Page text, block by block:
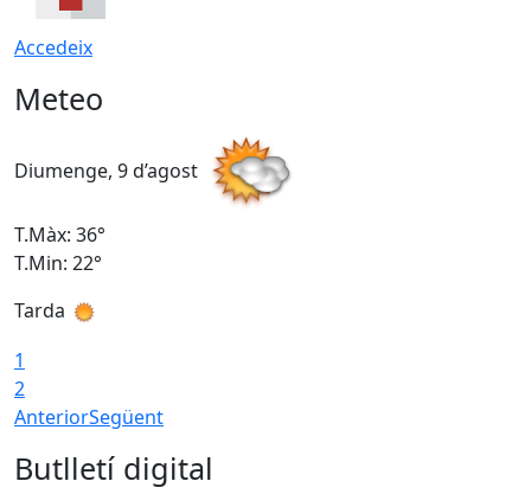
Accedeix
Meteo
Diumenge, 9 d’agost
T.Màx: 36°
T.Min: 22°
Tarda
1
2
AnteriorSegüent
Butlletí digital